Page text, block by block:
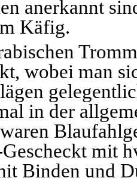
anerkannt
Käfig.
wobei man
in der
mit
Binden und